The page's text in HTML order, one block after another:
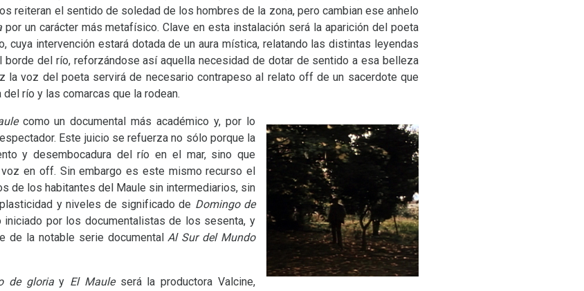
reiteran el sentido de soledad de los hombres de la zona, pero cambian ese anhelo
por un carácter más metafísico. Clave en esta instalación será la aparición del poeta
cuya intervención estará dotada de un aura mística, relatando las distintas leyendas
del río, reforzándose así aquella necesidad de dotar de sentido a esa belleza
la voz del poeta servirá de necesario contrapeso al relato off de un sacerdote que
río y las comarcas que la rodean.
como un documental más académico y, por lo
Este juicio se refuerza no sólo porque la
y desembocadura del río en el mar, sino que
en off. Sin embargo es este mismo recurso el
de los habitantes del Maule sin intermediarios, sin
y niveles de significado de Domingo de
iniciado por los documentalistas de los sesenta, y
de la notable serie documentalAl Sur del Mundo
de gloriay El Maule será la productora Valcine,